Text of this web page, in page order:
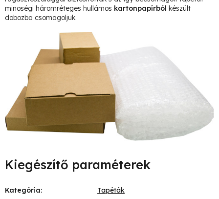
minoségi háromréteges hullámos kartonpapírból készült
dobozba csomagoljuk.
Kiegészítő paraméterek
Kategória:
Tapéták